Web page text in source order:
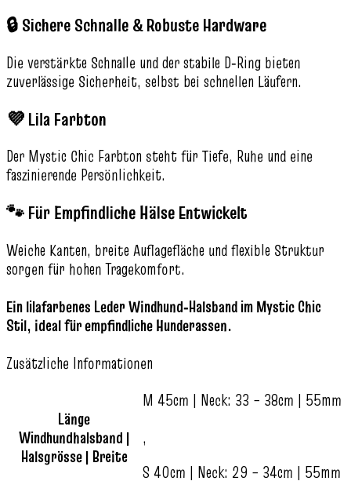
🔒 Sichere Schnalle & Robuste Hardware
Die verstärkte Schnalle und der stabile D‑Ring bieten
zuverlässige Sicherheit, selbst bei schnellen Läufern.
💜 Lila Farbton
Der Mystic Chic Farbton steht für Tiefe, Ruhe und eine
faszinierende Persönlichkeit.
🐾 Für Empfindliche Hälse Entwickelt
Weiche Kanten, breite Auflagefläche und flexible Struktur
sorgen für hohen Tragekomfort.
Ein lilafarbenes Leder Windhund‑Halsband im Mystic Chic
Stil, ideal für empfindliche Hunderassen.
Zusätzliche Informationen
Länge
Windhundhalsband |
Halsgrösse | Breite
M 45cm | Neck: 33 – 38cm | 55mm
,
S 40cm | Neck: 29 – 34cm | 55mm